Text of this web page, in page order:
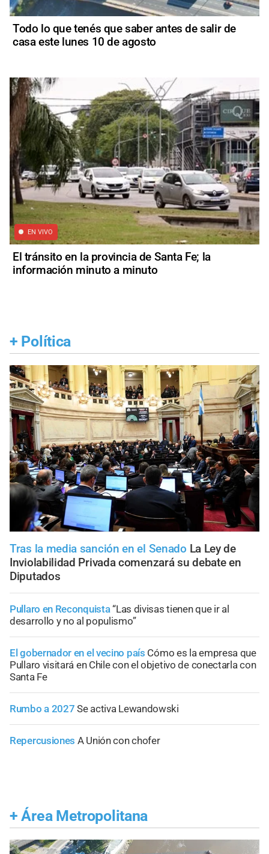
Todo lo que tenés que saber antes de salir de
casa este lunes 10 de agosto
EN VIVO
El tránsito en la provincia de Santa Fe; la
información minuto a minuto
+ Política
Tras la media sanción en el Senado La Ley de
Inviolabilidad Privada comenzará su debate en
Diputados
Pullaro en Reconquista“Las divisas tienen que ir al
desarrollo y no al populismo”
El gobernador en el vecino país Cómo es la empresa que
Pullaro visitará en Chile con el objetivo de conectarla con
Santa Fe
Rumbo a 2027 Se activa Lewandowski
Repercusiones A Unión con chofer
+ Área Metropolitana